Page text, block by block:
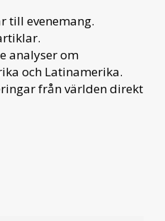
till evenemang.
analyser om
och Latinamerika.
från världen direkt